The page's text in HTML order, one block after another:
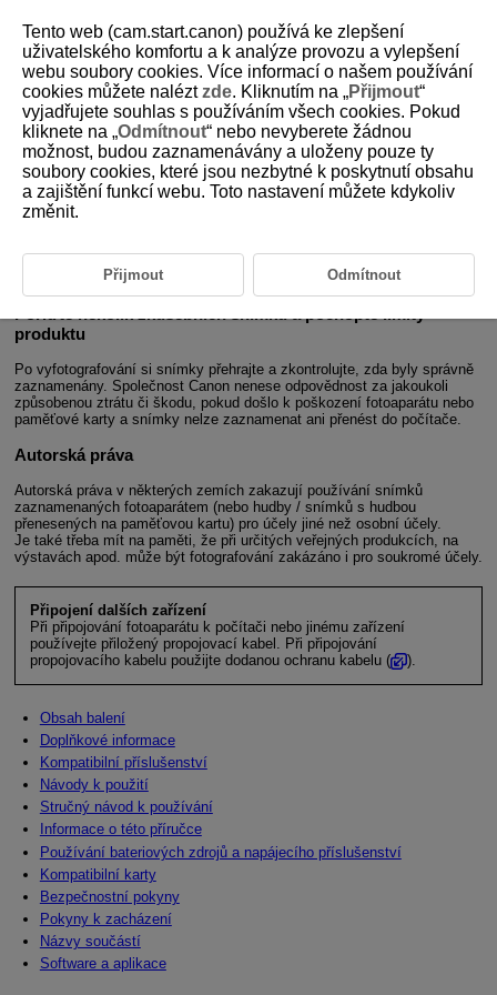
D305-002
Úvod
Než začnete fotografovat, přečtěte si následující
o správném používání fotoaparátu.
produktu
Po vyfotografování si snímky přehrajte a zkontrolujte, zda byly správně
zaznamenány. Společnost Canon nenese odpovědnost za jakoukoli
způsobenou ztrátu či škodu, pokud došlo k poškození fotoaparátu nebo
paměťové karty a snímky nelze zaznamenat ani přenést do počítače.
Autorská práva
Autorská práva v některých zemích zakazují používání snímků
zaznamenaných fotoaparátem (nebo hudby / snímků s hudbou
přenesených na paměťovou kartu) pro účely jiné než osobní účely.
Je také třeba mít na paměti, že při určitých veřejných produkcích, na
výstavách apod. může být fotografování zakázáno i pro soukromé účely.
Připojení dalších zařízení
Při připojování fotoaparátu k počítači nebo jinému zařízení
používejte přiložený propojovací kabel. Při připojování
propojovacího kabelu použijte dodanou ochranu kabelu (
).
Obsah balení
Doplňkové informace
Kompatibilní příslušenství
Návody k použití
Stručný návod k používání
Informace o této příručce
Používání bateriových zdrojů a napájecího příslušenství
Kompatibilní karty
Bezpečnostní pokyny
Pokyny k zacházení
Názvy součástí
Software a aplikace
Tento web (cam.start.canon) používá ke zlepšení
uživatelského komfortu a k analýze provozu a vylepšení
webu soubory cookies. Více informací o našem používání
cookies můžete naléztzde. Kliknutím na „Přijmout“
vyjadřujete souhlas s používáním všech cookies. Pokud
kliknete na „Odmítnout“ nebo nevyberete žádnou
možnost, budou zaznamenávány a uloženy pouze ty
soubory cookies, které jsou nezbytné k poskytnutí obsahu
a zajištění funkcí webu. Toto nastavení můžete kdykoliv
změnit.
Přijmout Odmítnout